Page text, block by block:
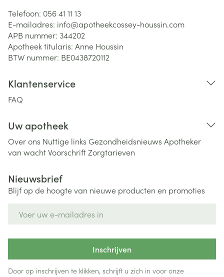
Telefoon: 056 41 11 13
E-mailadres: info@apotheekcossey-houssin.com
APB nummer: 344202
Apotheek titularis: Anne Houssin
BTW nummer: BE0438720112
Klantenservice
FAQ
Uw apotheek
Over ons Nuttige links Gezondheidsnieuws Apotheker
van wachtVoorschriftZorgtarieven
Nieuwsbrief
Blijf op de hoogte van nieuwe producten en promoties
Inschrijven
Door op inschrijven te klikken, schrijft u zich in voor onze